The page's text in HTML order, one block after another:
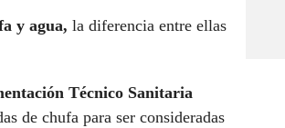
y agua, la diferencia entre ellas
Técnico Sanitaria
de chufa para ser consideradas